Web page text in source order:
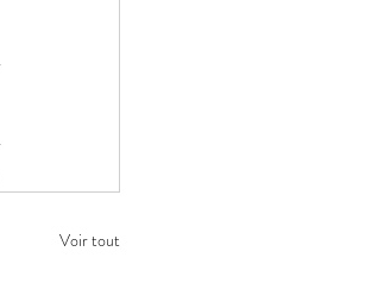
Voir tout